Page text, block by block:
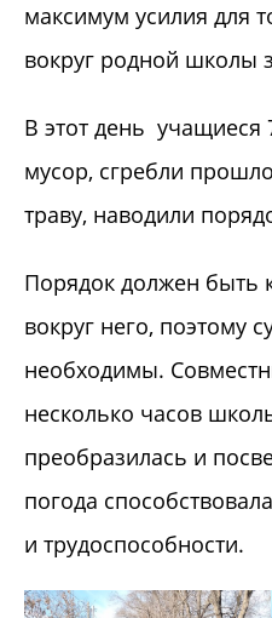
максимум усилия для
вокруг родной школы
В этот день учащиеся
мусор, сгребли
траву, наводили
Порядок должен быть
вокруг него, поэтому
необходимы.
несколько часов
преобразилась и
погода
и трудоспособности.